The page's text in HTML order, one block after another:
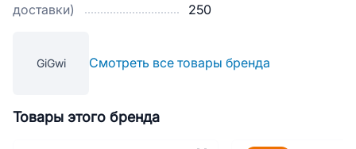
доставки)
250
GiGwi Смотреть все товары бренда
Товары этого бренда